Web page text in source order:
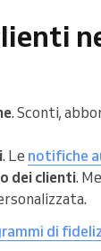
. Sconti,
. Le notifiche
dei clienti.
di